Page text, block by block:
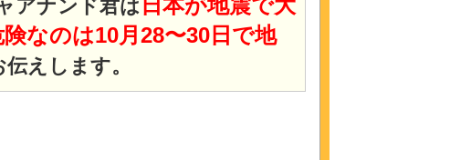
アナンド君は 日本が地震で大
なのは10月28〜30日で地
えします。